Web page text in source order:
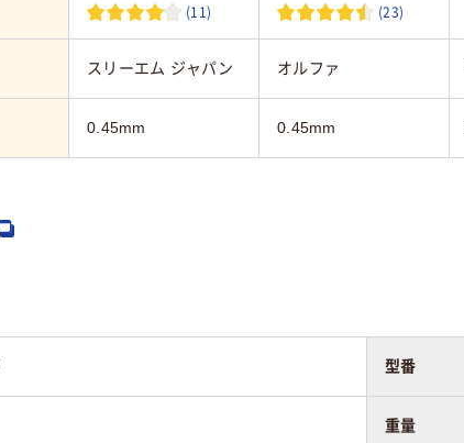
(11) (23)
スリーエム ジャパン オルファ
0.45mm 0.45mm
型番
重量